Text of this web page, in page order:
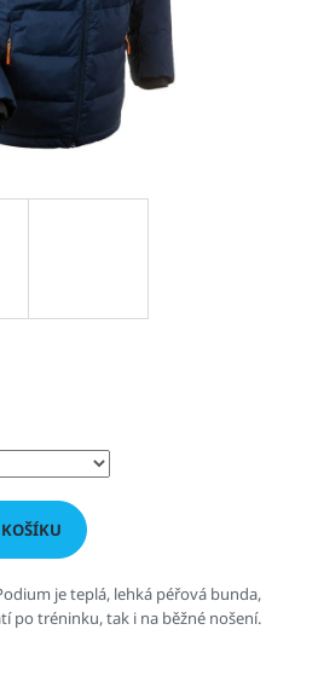
je teplá, lehká péřová bunda,
po tréninku, tak i na běžné nošení.